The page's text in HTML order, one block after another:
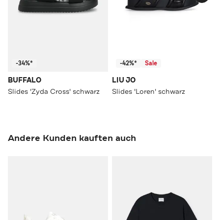
-34%*
BUFFALO
Slides 'Zyda Cross' schwarz
-42%* Sale
LIU JO
Slides 'Loren' schwarz
Andere Kunden kauften auch